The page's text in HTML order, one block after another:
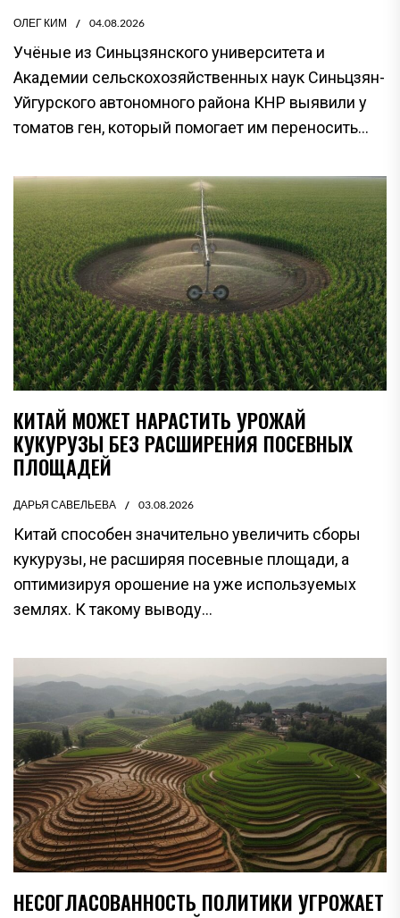
ОЛЕГ КИМ 04.08.2026
Учёные из Синьцзянского университета и
Академии сельскохозяйственных наук Синьцзян-
Уйгурского автономного района КНР выявили у
томатов ген, который помогает им переносить...
КИТАЙ МОЖЕТ НАРАСТИТЬ УРОЖАЙ
КУКУРУЗЫ БЕЗ РАСШИРЕНИЯ ПОСЕВНЫХ
ПЛОЩАДЕЙ
ДАРЬЯ САВЕЛЬЕВА 03.08.2026
Китай способен значительно увеличить сборы
кукурузы, не расширяя посевные площади, а
оптимизируя орошение на уже используемых
землях. К такому выводу...
НЕСОГЛАСОВАННОСТЬ ПОЛИТИКИ УГРОЖАЕТ